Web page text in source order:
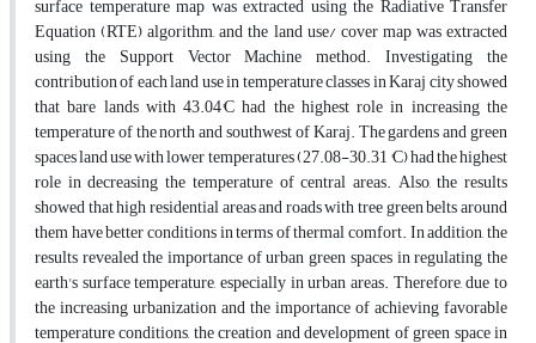
surface temperature map was extracted using the Radiative Transfer
Equation (RTE) algorithm, and the land use/ cover map was extracted
using the Support Vector Machine method. Investigating the
contribution of each land use in temperature classes in Karaj city showed
that bare lands with 43.04°C had the highest role in increasing the
temperature of the north and southwest of Karaj. The gardens and green
spaces land use with lower temperatures (27.08-30.31 °C) had the highest
role in decreasing the temperature of central areas. Also, the results
showed that high residential areas and roads with tree green belts around
them have better conditions in terms of thermal comfort. In addition, the
results revealed the importance of urban green spaces in regulating the
earth's surface temperature, especially in urban areas. Therefore, due to
the increasing urbanization and the importance of achieving favorable
temperature conditions, the creation and development of green space in